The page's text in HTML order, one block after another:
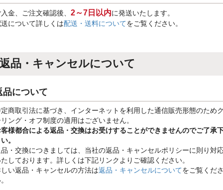
金、ご注文確認後、 2～7日以内に発送いたします。
について詳しくは配送・送料についてをご覧ください。
返品・キャンセルについて
品について
商取引法に基づき、インターネットを利用した通信販売形態のため
ング・オフ制度の適用はございません。
様都合による返品・交換はお受けすることができませんのでご了承
。
・交換につきましては、当社の返品・キャンセルポリシーに則り対
しております。詳しくは下記リンクよりご確認ください。
い返品・キャンセルの方法は返品・キャンセルについてをご覧くだ